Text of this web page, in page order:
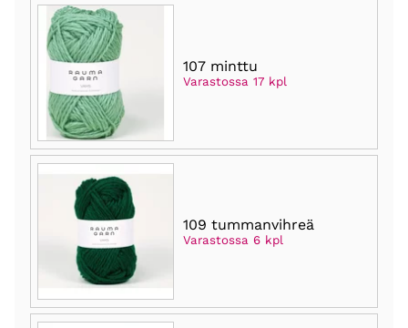
107 minttu
Varastossa 17 kpl
109 tummanvihreä
Varastossa 6 kpl